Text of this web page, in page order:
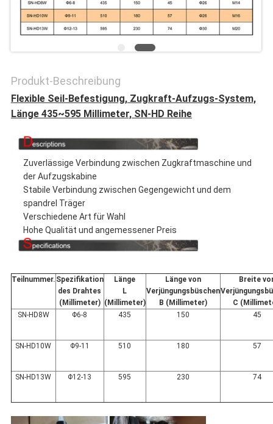
POLICY
Produkt-Beschreibung
Flexible Seil-Befestigung, Zugkraft-Aufzugs-System,
Länge 435~595 Millimeter, SN-HD Reihe
Zuverlässige Verbindung zwischen Zugkraftmaschine und
der Aufzugskabine
Stabile Verbindung zwischen Gegengewicht und dem
spandrel Träger
Verschiedene Art für Wahl
Hohe Qualität und angemessener Preis
Teilnummer. Spezifikation
des Drahtes
(Millimeter)
Länge
L
(Millimeter)
Länge von
Verjüngungsbüschen
B (Millimeter)
Breite
C
SN-HD8W
Φ6-8 435 150 45
SN-HD10W Φ9-11 510 180 57
SN-HD13W Φ12-13 595 230 74